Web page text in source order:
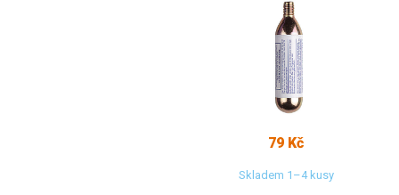
79 Kč
Skladem 1–4 kusy